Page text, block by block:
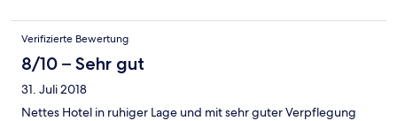
Verifizierte Bewertung
8/10 – Sehr gut
31. Juli 2018
Nettes Hotel in ruhiger Lage und mit sehr guter Verpflegung